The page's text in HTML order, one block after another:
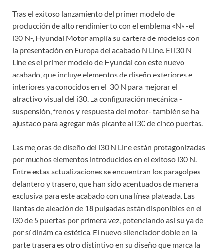
Tras el exitoso lanzamiento del primer modelo de
producción de alto rendimiento con el emblema «N» -el
i30 N-, Hyundai Motor amplía su cartera de modelos con
la presentación en Europa del acabado N Line. El i30 N
Line es el primer modelo de Hyundai con este nuevo
acabado, que incluye elementos de diseño exteriores e
interiores ya conocidos en el i30 N para mejorar el
atractivo visual del i30. La configuración mecánica -
suspensión, frenos y respuesta del motor- también se ha
ajustado para agregar más picante al i30 de cinco puertas.
Las mejoras de diseño del i30 N Line están protagonizadas
por muchos elementos introducidos en el exitoso i30 N.
Entre estas actualizaciones se encuentran los paragolpes
delantero y trasero, que han sido acentuados de manera
exclusiva para este acabado con una línea plateada. Las
llantas de aleación de 18 pulgadas están disponibles en el
i30 de 5 puertas por primera vez, potenciando así su ya de
por sí dinámica estética. El nuevo silenciador doble en la
parte trasera es otro distintivo en su diseño que marca la